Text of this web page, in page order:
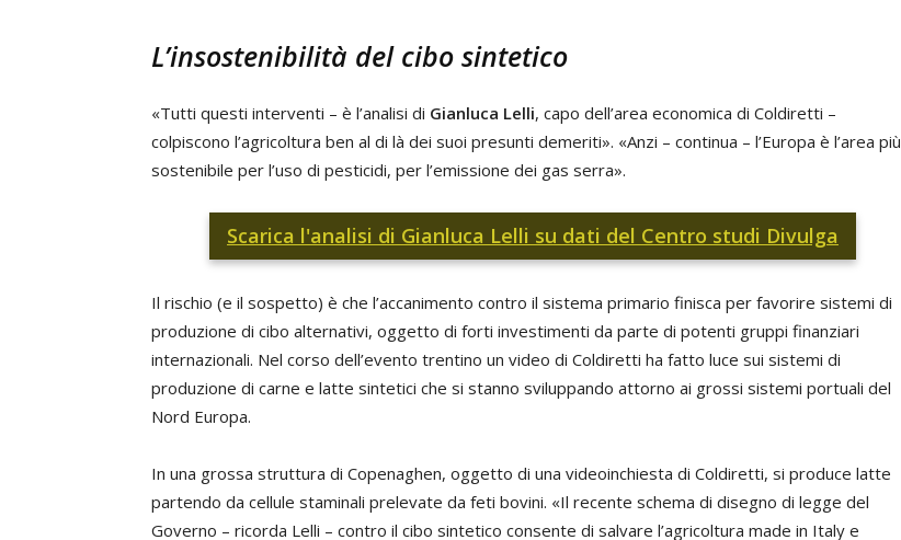
L’insostenibilità del cibo sintetico
«Tutti questi interventi – è l’analisi di Gianluca Lelli, capo dell’area economica di Coldiretti –
colpiscono l’agricoltura ben al di là dei suoi presunti demeriti». «Anzi – continua – l’Europa è l’area più
sostenibile per l’uso di pesticidi, per l’emissione dei gas serra».
Scarica l'analisi di Gianluca Lelli su dati del Centro studi Divulga
Il rischio (e il sospetto) è che l’accanimento contro il sistema primario finisca per favorire sistemi di
produzione di cibo alternativi, oggetto di forti investimenti da parte di potenti gruppi finanziari
internazionali. Nel corso dell’evento trentino un video di Coldiretti ha fatto luce sui sistemi di
produzione di carne e latte sintetici che si stanno sviluppando attorno ai grossi sistemi portuali del
Nord Europa.
In una grossa struttura di Copenaghen, oggetto di una videoinchiesta di Coldiretti, si produce latte
partendo da cellule staminali prelevate da feti bovini. «Il recente schema di disegno di legge del
Governo – ricorda Lelli – contro il cibo sintetico consente di salvare l’agricoltura made in Italy e